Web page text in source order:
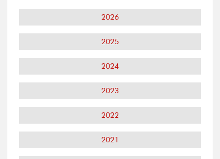
2026
2025
2024
2023
2022
2021